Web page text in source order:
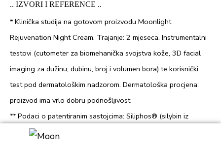
.. IZVORI I REFERENCE ..
* Klinička studija na gotovom proizvodu Moonlight
Rejuvenation Night Cream. Trajanje: 2 mjeseca. Instrumentalni
testovi (cutometer za biomehanička svojstva kože, 3D facial
imaging za dužinu, dubinu, broj i volumen bora) te korisnički
test pod dermatološkim nadzorom. Dermatološka procjena:
proizvod ima vrlo dobru podnošljivost.
** Podaci o patentiranim sastojcima: Siliphos® (silybin iz
sikavice): testovi provedeni od strane dobavljača Givaudan